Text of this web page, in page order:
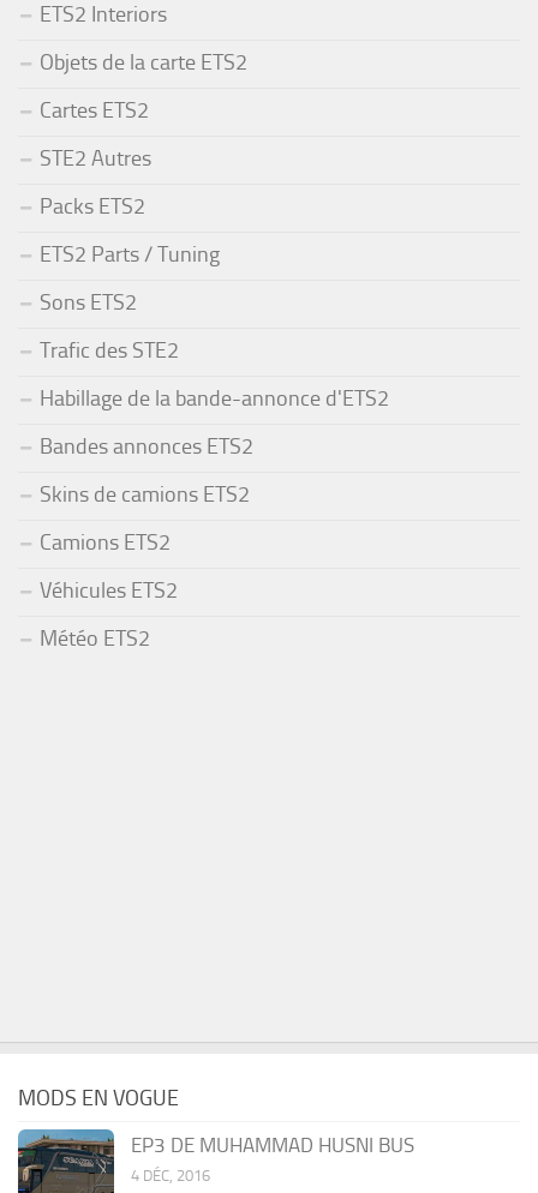
ETS2 Interiors
Objets de la carte ETS2
Cartes ETS2
STE2 Autres
Packs ETS2
ETS2 Parts / Tuning
Sons ETS2
Trafic des STE2
Habillage de la bande-annonce d'ETS2
Bandes annonces ETS2
Skins de camions ETS2
Camions ETS2
Véhicules ETS2
Météo ETS2
MODS EN VOGUE
EP3 DE MUHAMMAD HUSNI BUS
4 DÉC, 2016